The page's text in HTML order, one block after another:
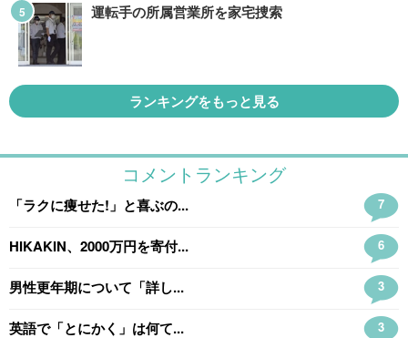
運転手の所属営業所を家宅捜索
ランキングをもっと見る